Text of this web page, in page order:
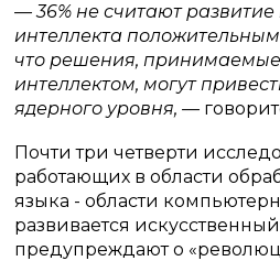
— 36% не считают развитие
интеллекта
что решения,
интеллектом, могут
ядерного уровня, —
Почти три четверти
работающих в области
языка - области
развивается
предупреждают о